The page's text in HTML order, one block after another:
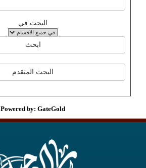
البحث في
Powered by: GateGold